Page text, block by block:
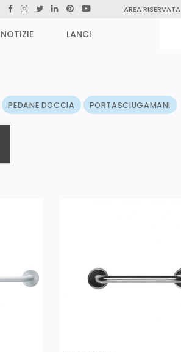
AREA RISERVATA
NOTIZIE LANCI
PEDANE DOCCIA PORTASCIUGAMANI